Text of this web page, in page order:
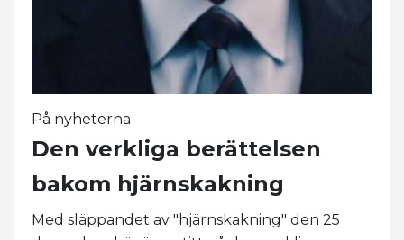
På nyheterna
Den verkliga berättelsen
bakom hjärnskakning
Med släppandet av "hjärnskakning" den 25